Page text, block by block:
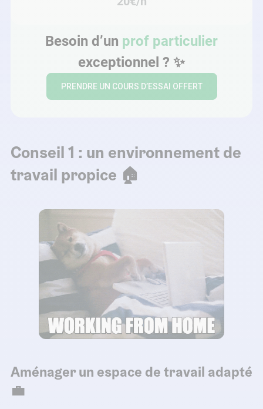
Besoin d’un prof particulier
exceptionnel ? ✨
PRENDRE UN COURS D’ESSAI OFFERT
Conseil 1 : un environnement de
travail propice 🏠
Aménager un espace de travail adapté
💼